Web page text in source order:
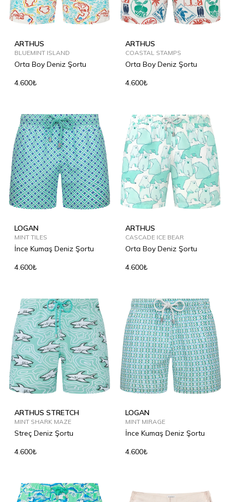
ARTHUS
BLUEMINT ISLAND
Orta Boy Deniz Şortu
4.600₺
ARTHUS
COASTAL STAMPS
Orta Boy Deniz Şortu
4.600₺
LOGAN
MINT TILES
İnce Kumaş Deniz Şortu
4.600₺
ARTHUS
CASCADE ICE BEAR
Orta Boy Deniz Şortu
4.600₺
ARTHUS STRETCH
MINT SHARK MAZE
Streç Deniz Şortu
4.600₺
LOGAN
MINT MIRAGE
İnce Kumaş Deniz Şortu
4.600₺